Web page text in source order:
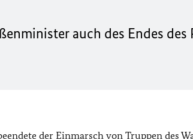
auch des Endes des
der Einmarsch von Truppen des